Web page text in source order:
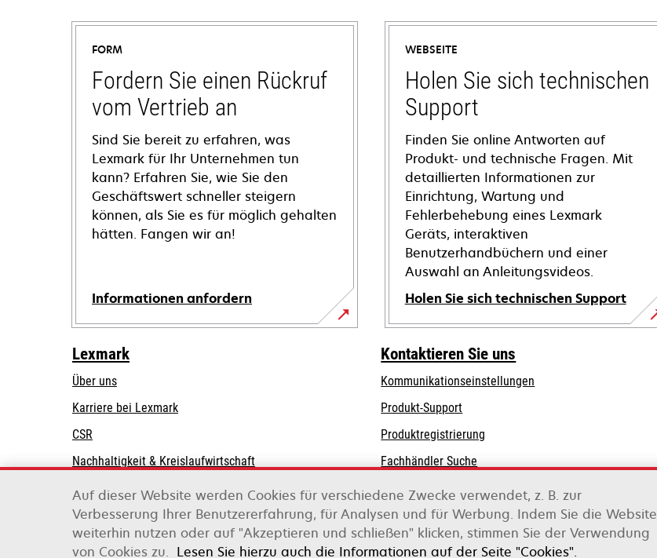
FORM
Fordern Sie einen Rückruf
vom Vertrieb an
Sind Sie bereit zu erfahren, was
Lexmark für Ihr Unternehmen tun
kann? Erfahren Sie, wie Sie den
Geschäftswert schneller steigern
können, als Sie es für möglich gehalten
hätten. Fangen wir an!
Informationen anfordern
WEBSEITE
Holen Sie sich technischen
Support
Finden Sie online Antworten auf
Produkt- und technische Fragen. Mit
detaillierten Informationen zur
Einrichtung, Wartung und
Fehlerbehebung eines Lexmark
Geräts, interaktiven
Benutzerhandbüchern und einer
Auswahl an Anleitungsvideos.
Holen Sie sich technischen Support
wird
in
neuen
Registerkarte
geöffnet
Lexmark
Über uns
Karriere bei Lexmark
CSR
Nachhaltigkeit & Kreislaufwirtschaft
Lexmark-Partner
Kontaktieren Sie uns
Kommunikationseinstellungen
wird
in
einer
neuen
geöffnet
Produkt-Supportwird
einer
neuen
geöffnet
Produktregistrierung
Fachhändler Suche
Lexmark Distributoren
Lexmark International, Inc., ein Unternehmen von Xerox
©2026 Alle Rechte vorbehalten..
Auf dieser Website werden Cookies für verschiedene Zwecke verwendet, z. B. zur
Verbesserung Ihrer Benutzererfahrung, für Analysen und für Werbung. Indem Sie die Website
weiterhin nutzen oder auf "Akzeptieren und schließen" klicken, stimmen Sie der Verwendung
von Cookies zu. Lesen Sie hierzu auch die Informationen auf der Seite "Cookies".